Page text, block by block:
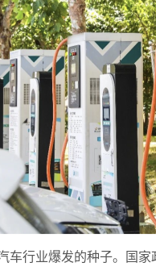
车行业爆发的种子。国